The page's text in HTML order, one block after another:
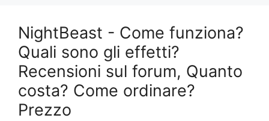
NightBeast - Come funziona?
Quali sono gli effetti?
Recensioni sul forum, Quanto
costa? Come ordinare?
Prezzo